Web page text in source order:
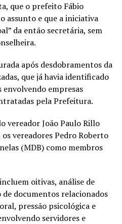
que o prefeito Fábio
assunto e que a iniciativa
da então secretária, sem
após desdobramentos da
que já havia identificado
empresas
pela Prefeitura.
vereador João Paulo Rillo
vereadores Pedro Roberto
(MDB) como membros
oitivas, análise de
documentos relacionados
pressão psicológica e
servidores e